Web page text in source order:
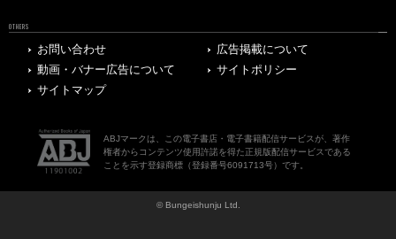
OTHERS
お問い合わせ
広告掲載について
動画・バナー広告について
サイトポリシー
サイトマップ
ABJマークは、この電子書店・電子書籍配信サービスが、著作
権者からコンテンツ使用許諾を得た正規版配信サービスである
ことを示す登録商標（登録番号6091713号）です。
© Bungeishunju Ltd.